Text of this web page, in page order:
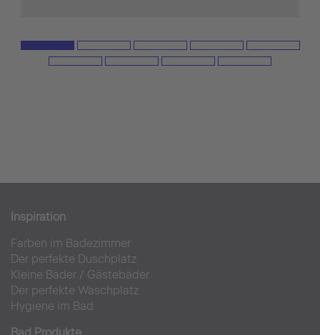
Inspiration
Farben im Badezimmer
Der perfekte Duschplatz
Kleine Bäder / Gästebäder
Der perfekte Waschplatz
Hygiene im Bad